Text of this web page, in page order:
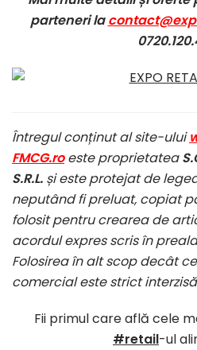
parteneri la
Întregul conținut al site-ului
FMCG.roeste proprietatea
S.R.L. și este protejat de
neputând fi preluat, copiat
folosit pentru crearea de
acordul expres scris în
Folosirea în alt scop decât
comercial este strict
Fii primul care află cele
#retail-ul